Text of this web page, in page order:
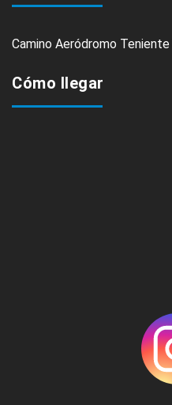
Camino Aeródromo Teniente
Cómo llegar